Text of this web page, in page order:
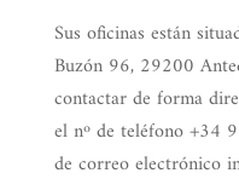
Sus oficinas están
Buzón 96, 29200
contactar de forma
el nº de teléfono +34
de correo electrónico